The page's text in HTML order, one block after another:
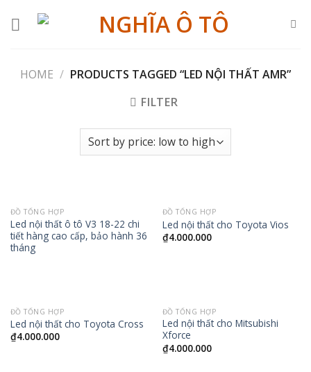
HOME / PRODUCTS TAGGED “LED NỘI THẤT AMR”
FILTER
ĐỒ TỔNG HỢP
Led nội thất ô tô V3 18-22 chi
tiết hàng cao cấp, bảo hành 36
tháng
ĐỒ TỔNG HỢP
Led nội thất cho Toyota Vios
₫4.000.000
ĐỒ TỔNG HỢP
Led nội thất cho Toyota Cross
₫4.000.000
ĐỒ TỔNG HỢP
Led nội thất cho Mitsubishi
Xforce
₫4.000.000